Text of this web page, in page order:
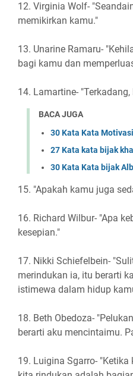
12. Virginia Wolf-
memikirkan kamu."
13. Unarine Ramaru-
bagi kamu dan
14. Lamartine-
BACA JUGA
30 Kata Kata
27 Kata kata bijak
30 Kata Kata bijak
15. "Apakah kamu juga
16. Richard Wilbur- "Apa
kesepian."
17. Nikki Schiefelbein-
merindukan ia, itu berarti
istimewa dalam hidup
18. Beth Obedoza-
berarti aku mencintaimu.
19. Luigina Sgarro-